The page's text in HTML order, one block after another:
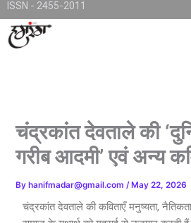
ISSN - 2455-2011
चंद्रकांत देवताले की
गरीब आदमी’ एवं अन्य
By hanifmadar@gmail.com/ May 22, 2026
चंद्रकांत देवताले की कविताएँ मनुष्यता,